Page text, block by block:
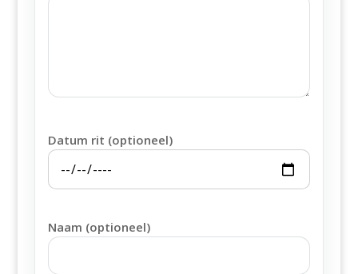
Datum rit (optioneel)
Naam (optioneel)